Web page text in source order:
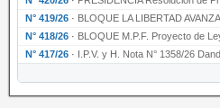
N° 419/26 · BLOQUE LA LIBERTAD AVANZA Proyecto de
N° 418/26 · BLOQUE M.P.F. Proyecto de Ley creando el
N° 417/26 · I.P.V. y H. Nota N° 1358/26 Dando